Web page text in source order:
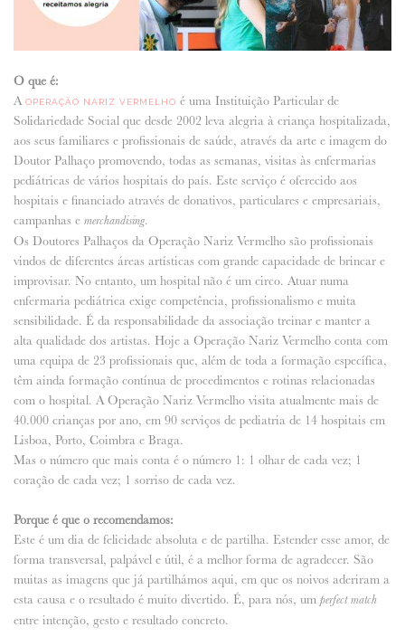
ANUNCIE CONNOSCO
O que é:
A OPERAÇÃO NARIZ VERMELHO é uma Instituição Particular de
Solidariedade Social que desde 2002 leva alegria à criança hospitalizada,
aos seus familiares e profissionais de saúde, através da arte e imagem do
Doutor Palhaço promovendo, todas as semanas, visitas às enfermarias
pediátricas de vários hospitais do país. Este serviço é oferecido aos
hospitais e financiado através de donativos, particulares e empresariais,
campanhas e merchandising.
Os Doutores Palhaços da Operação Nariz Vermelho são profissionais
vindos de diferentes áreas artísticas com grande capacidade de brincar e
improvisar. No entanto, um hospital não é um circo. Atuar numa
enfermaria pediátrica exige competência, profissionalismo e muita
sensibilidade. É da responsabilidade da associação treinar e manter a
alta qualidade dos artistas. Hoje a Operação Nariz Vermelho conta com
uma equipa de 23 profissionais que, além de toda a formação específica,
têm ainda formação contínua de procedimentos e rotinas relacionadas
com o hospital. A Operação Nariz Vermelho visita atualmente mais de
40.000 crianças por ano, em 90 serviços de pediatria de 14 hospitais em
Lisboa, Porto, Coimbra e Braga.
Mas o número que mais conta é o número 1: 1 olhar de cada vez; 1
coração de cada vez; 1 sorriso de cada vez.
Porque é que o recomendamos:
Este é um dia de felicidade absoluta e de partilha. Estender esse amor, de
forma transversal, palpável e útil, é a melhor forma de agradecer. São
muitas as imagens que já partilhámos aqui, em que os noivos aderiram a
esta causa e o resultado é muito divertido. É, para nós, um perfect match
entre intenção, gesto e resultado concreto.